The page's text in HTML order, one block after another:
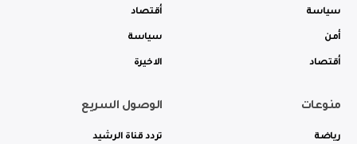
سياسة
أمن
أقتصاد
أقتصاد
سياسة
الاخيرة
منوعات
رياضة
الوصول السريع
تردد قناة الرشيد